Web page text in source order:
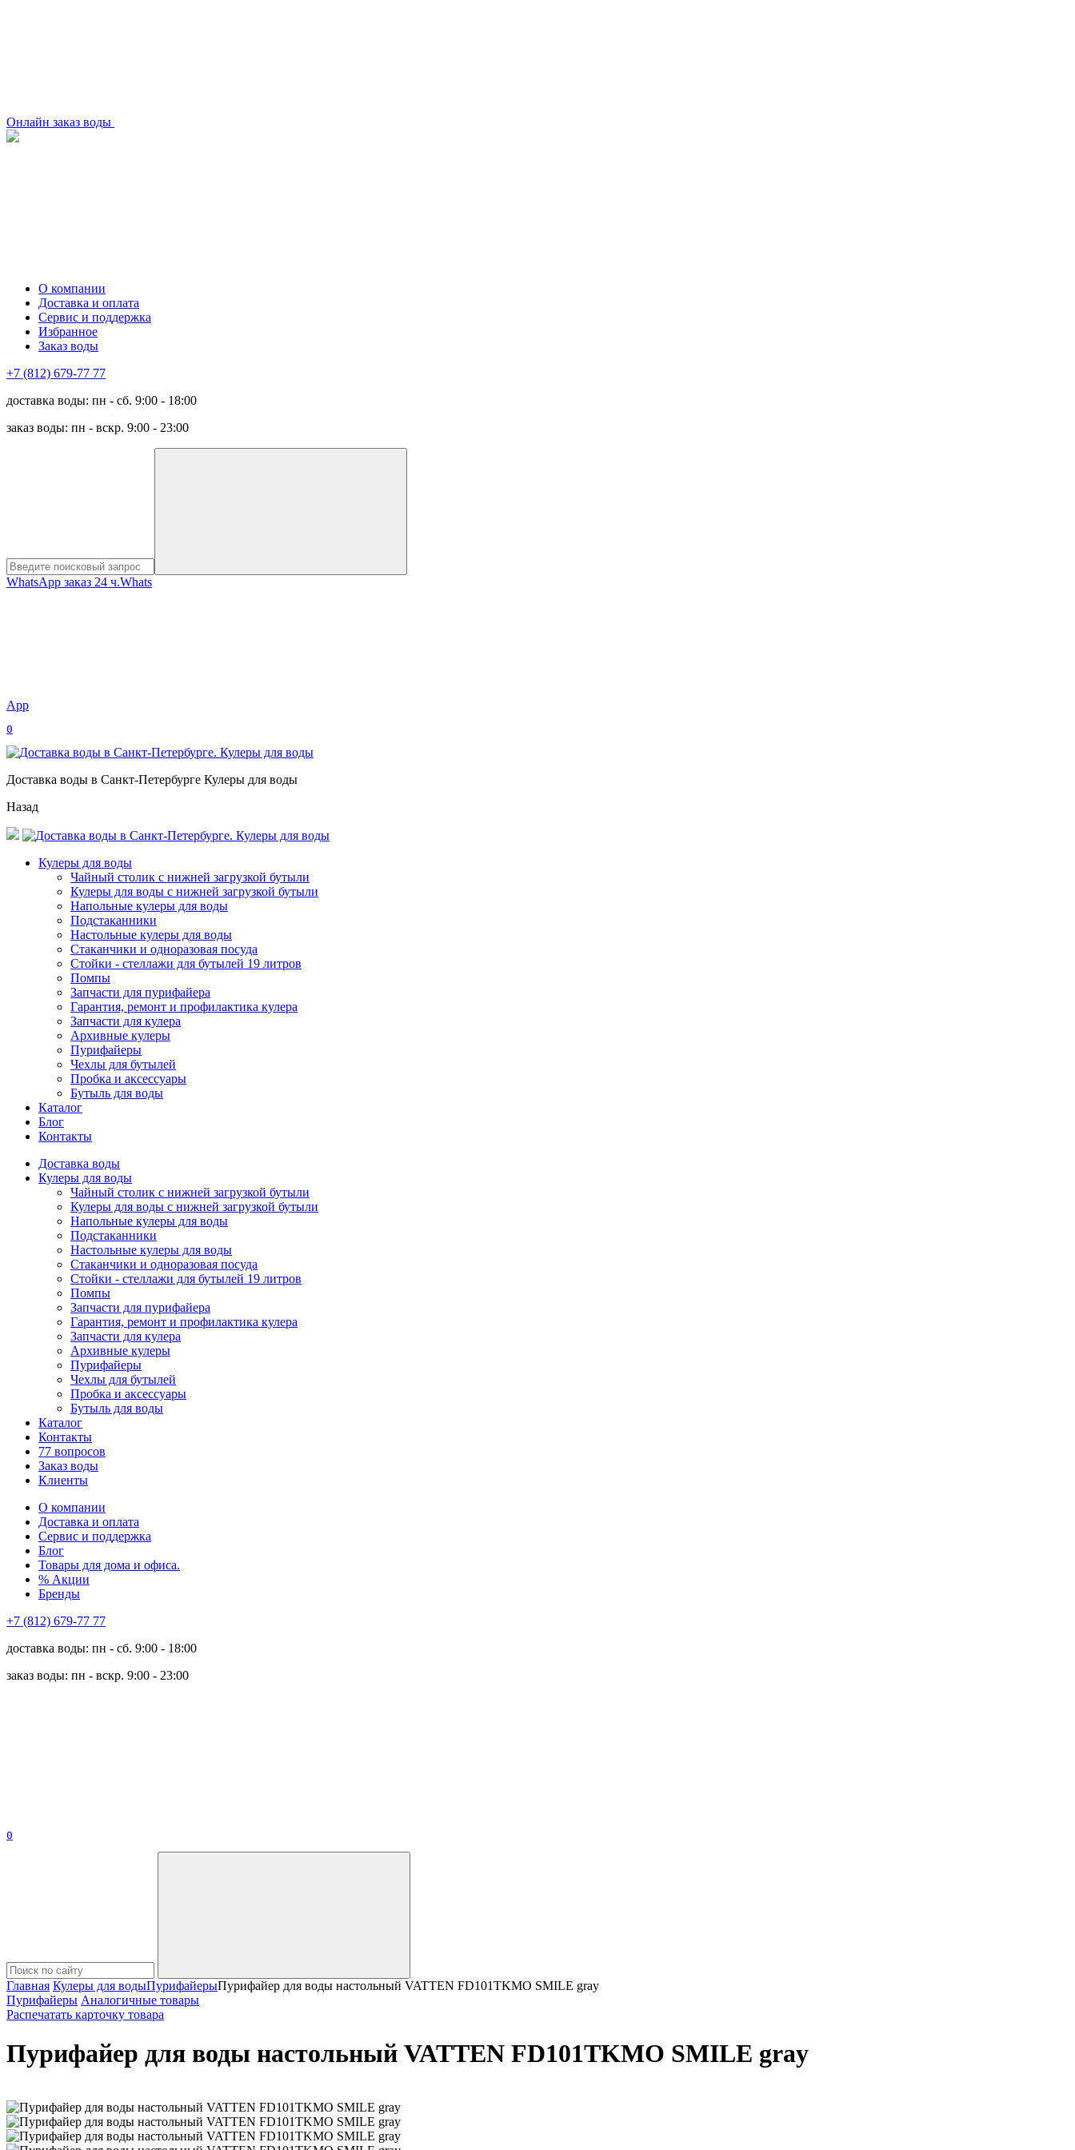
Онлайн заказ воды
О компании
Доставка и оплата
Сервис и поддержка
Избранное
Заказ воды
+7 (812) 679-77 77
доставка воды: пн - сб. 9:00 - 18:00
заказ воды: пн - вскр. 9:00 - 23:00
WhatsApp заказ 24 ч.Whats
App
0
Доставка воды в Санкт-Петербурге Кулеры для воды
Назад
Кулеры для воды
Чайный столик с нижней загрузкой бутыли
Кулеры для воды с нижней загрузкой бутыли
Напольные кулеры для воды
Подстаканники
Настольные кулеры для воды
Стаканчики и одноразовая посуда
Стойки - стеллажи для бутылей 19 литров
Помпы
Запчасти для пурифайера
Гарантия, ремонт и профилактика кулера
Запчасти для кулера
Архивные кулеры
Пурифайеры
Чехлы для бутылей
Пробка и аксессуары
Бутыль для воды
Каталог
Блог
Контакты
Доставка воды
Кулеры для воды
Чайный столик с нижней загрузкой бутыли
Кулеры для воды с нижней загрузкой бутыли
Напольные кулеры для воды
Подстаканники
Настольные кулеры для воды
Стаканчики и одноразовая посуда
Стойки - стеллажи для бутылей 19 литров
Помпы
Запчасти для пурифайера
Гарантия, ремонт и профилактика кулера
Запчасти для кулера
Архивные кулеры
Пурифайеры
Чехлы для бутылей
Пробка и аксессуары
Бутыль для воды
Каталог
Контакты
77 вопросов
Заказ воды
Клиенты
О компании
Доставка и оплата
Сервис и поддержка
Блог
Товары для дома и офиса.
% Акции
Бренды
+7 (812) 679-77 77
доставка воды: пн - сб. 9:00 - 18:00
заказ воды: пн - вскр. 9:00 - 23:00
0
Главная Кулеры для водыПурифайерыПурифайер для воды настольный VATTEN FD101TKMO SMILE gray
Пурифайеры Аналогичные товары
Распечатать карточку товара
Пурифайер для воды настольный VATTEN FD101TKMO SMILE gray